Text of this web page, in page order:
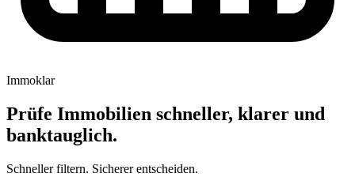
Immoklar
Prüfe Immobilien schneller, klarer und
banktauglich.
Schneller filtern. Sicherer entscheiden.